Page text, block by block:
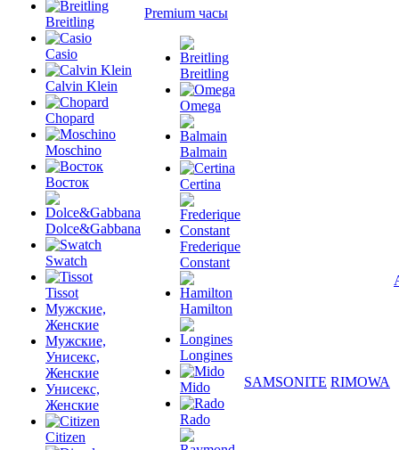
Breitling
Casio
Calvin Klein
Chopard
Moschino
Восток
Dolce&Gabbana
Swatch
Tissot
Мужские,
Женские
Мужские,
Унисекс,
Женские
Унисекс,
Женские
Citizen
Premium часы
Breitling
Omega
Balmain
Certina
Frederique
Constant
Hamilton
Longines
Mido
Rado
SAMSONITE RIMOWA